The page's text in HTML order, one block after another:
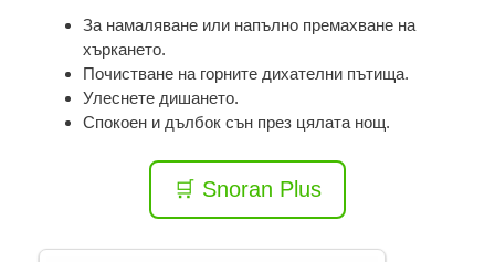
За намаляване или напълно премахване на
хъркането.
Почистване на горните дихателни пътища.
Улеснете дишането.
Спокоен и дълбок сън през цялата нощ.
🛒 Snoran Plus